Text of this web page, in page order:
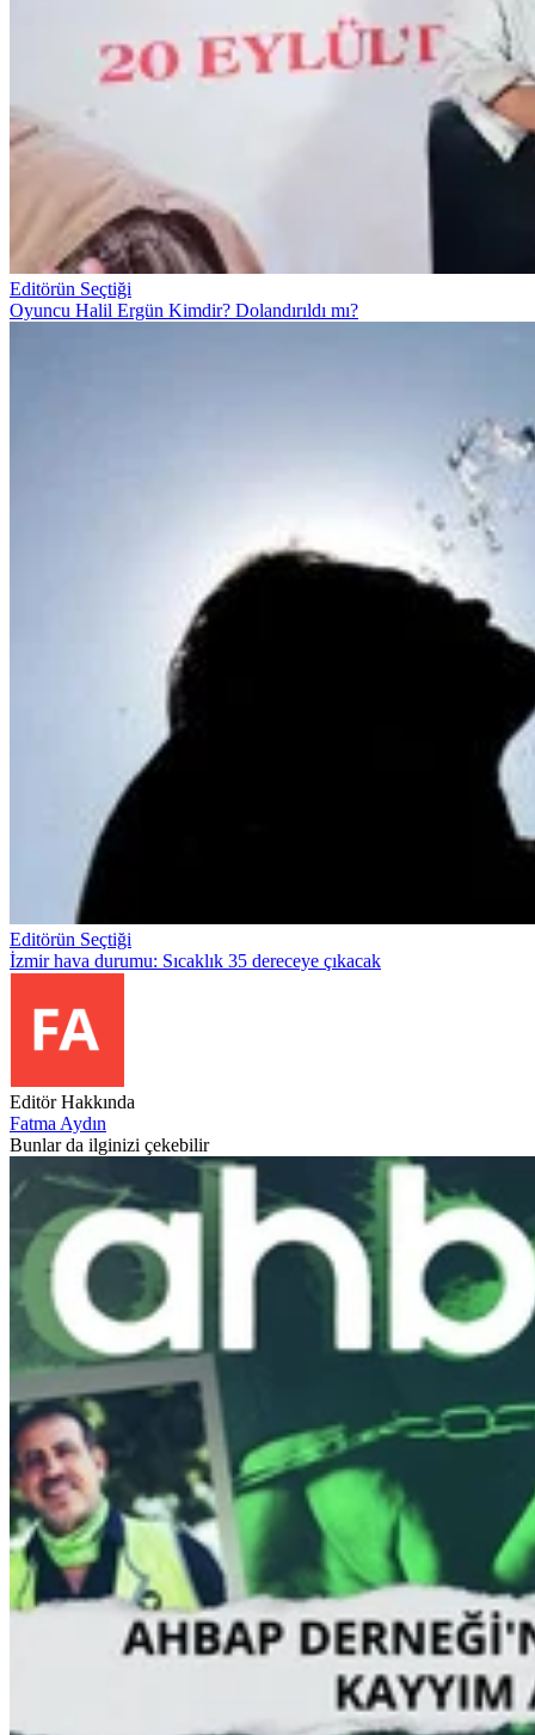
Editörün Seçtiği
Oyuncu Halil Ergün Kimdir? Dolandırıldı mı?
Editörün Seçtiği
İzmir hava durumu: Sıcaklık 35 dereceye çıkacak
Editör Hakkında
Fatma Aydın
Bunlar da ilginizi çekebilir